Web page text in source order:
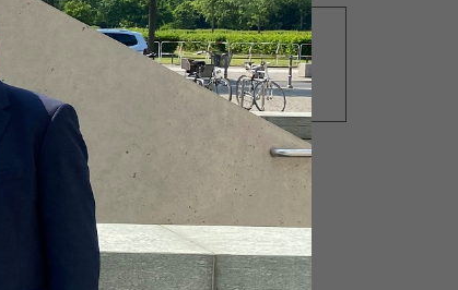
Ausbau des
Bahnhaltepunktes Einen-
Müssingen vermutlich im
Herbst 2015